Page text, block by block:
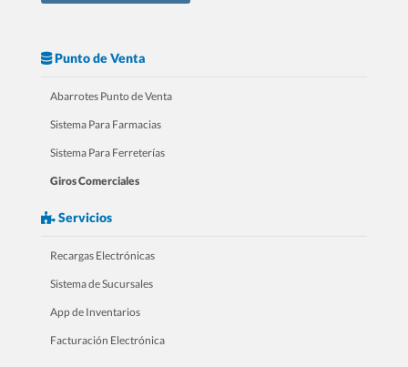
Punto de Venta
Abarrotes Punto de Venta
Sistema Para Farmacias
Sistema Para Ferreterías
Giros Comerciales
Servicios
Recargas Electrónicas
Sistema de Sucursales
App de Inventarios
Facturación Electrónica